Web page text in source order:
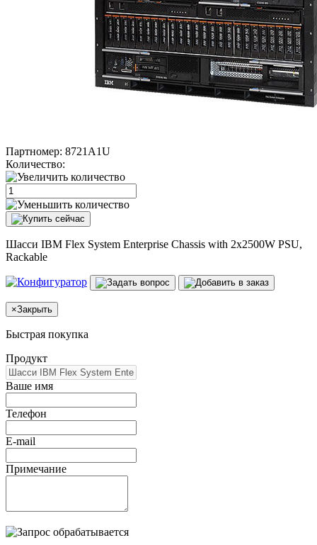
Партномер: 8721A1U
Количество:
Шасси IBM Flex System Enterprise Chassis with 2x2500W PSU,
Rackable
×Закрыть
Быстрая покупка
Продукт
Ваше имя
Телефон
E-mail
Примечание